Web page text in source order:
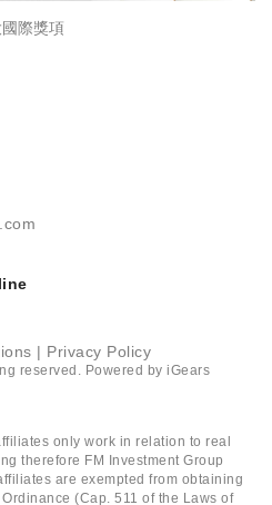
際獎項
| Privacy Policy
reserved. Powered by iGears
only work in relation to real
therefore FM Investment Group
are exempted from obtaining
(Cap. 511 of the Laws of